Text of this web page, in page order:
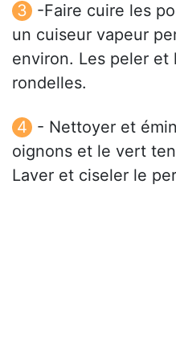
-Faire cuire les
un cuiseur vapeur
environ. Les peler et
rondelles.
- Nettoyer et
oignons et le vert
Laver et ciseler le